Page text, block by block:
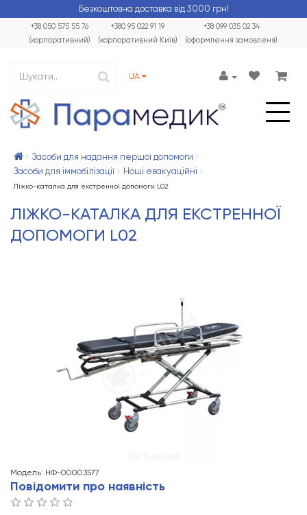
Безкоштовна доставка від 3000 грн!
+38 099 035 02 34
(оформлення замовленя)
+38 050 575 55 76
(корпоративний)
+380 95 022 91 19
(корпоративний Київ)
UA
Засоби для надання першої допомоги
Засоби для іммобілізації
Ноші евакуаційні
Ліжко-каталка для екстренної допомоги L02
ЛІЖКО-КАТАЛКА ДЛЯ ЕКСТРЕННОЇ
ДОПОМОГИ L02
Модель: НФ-00003577
Повідомити про наявність